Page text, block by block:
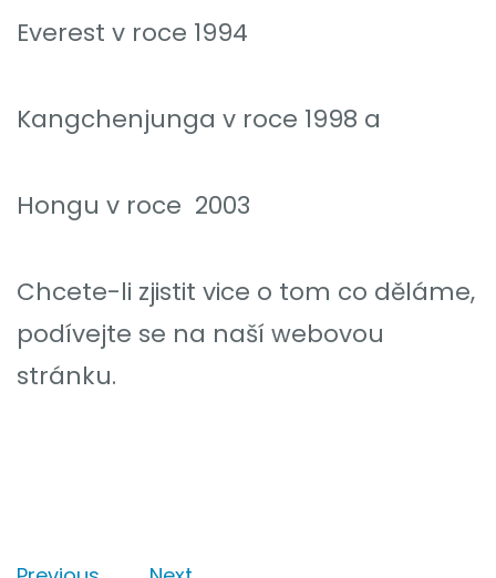
Everest v roce 1994
Kangchenjunga v roce 1998 a
Hongu v roce 2003
Chcete-li zjistit vice o tom co děláme,
podívejte se na naší webovou
stránku.